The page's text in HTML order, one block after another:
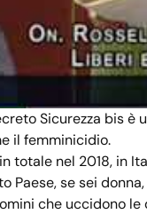
Sicurezza bis
il femminicidio.
totale nel 2018, in
se sei
che uccidono le